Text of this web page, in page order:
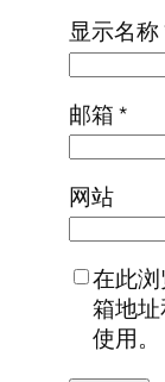
显示名称
邮箱*
网站
在此
箱地
使用。